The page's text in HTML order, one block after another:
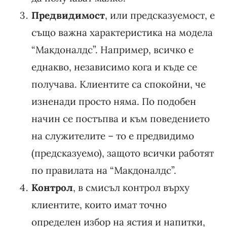
Предвидимост, или предсказуемост, е
също важна характеристика на модела
“Макдоналдс”. Например, всичко е
еднакво, независимо кога и къде се
получава. Клиентите са спокойни, че
изненади просто няма. По подобен
начин се постъпва и към поведението
на служителите – то е предвидимо
(предсказуемо), защото всички работят
по правилата на “Макдоналдс”.
Контрол, в смисъл контрол върху
клиентите, които имат точно
определен избор на ястия и напитки,